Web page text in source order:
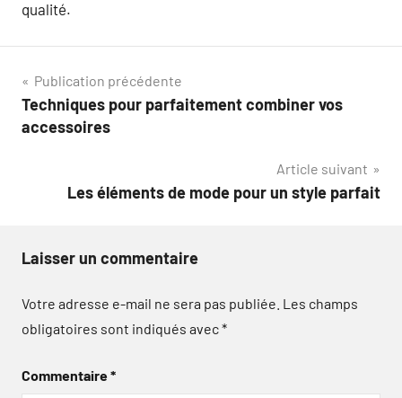
qualité.
Navigation
de
Publication précédente
Techniques pour parfaitement combiner vos
accessoires
Article suivant
Les éléments de mode pour un style parfait
Laisser un commentaire
Votre adresse e-mail ne sera pas publiée. Les champs
obligatoires sont indiqués avec*
Commentaire*